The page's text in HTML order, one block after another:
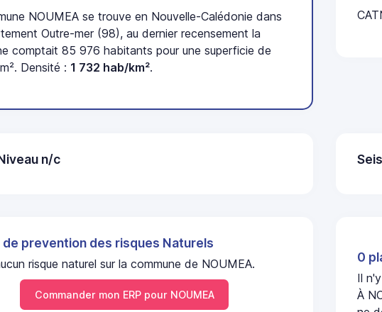
NOUMEA se trouve en Nouvelle-Calédonie dans
Outre-mer (98), au dernier recensement la
comptait 85 976 habitants pour une superficie de
Densité : 1 732 hab/km².
n/c
de prevention des risques Naturels
risque naturel sur la commune de NOUMEA.
Commander mon ERP pour NOUMEA
0
Il
À